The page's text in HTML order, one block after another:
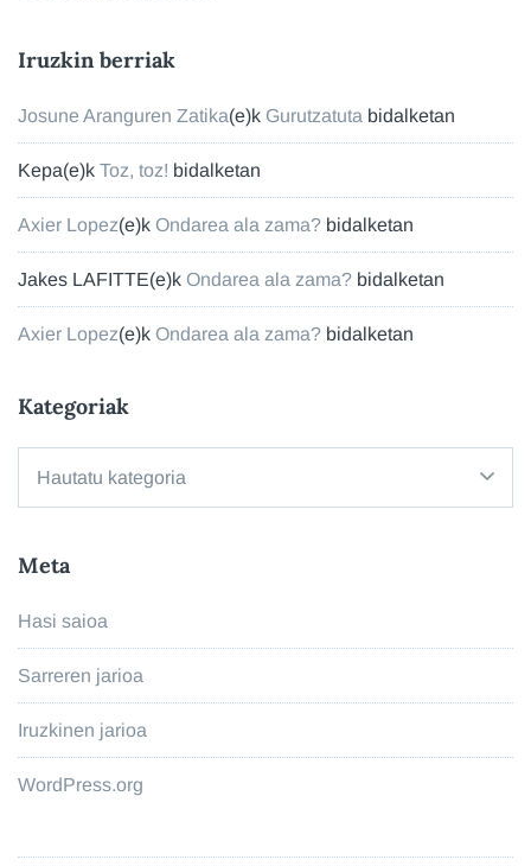
Iruzkin berriak
Josune Aranguren Zatika(e)k Gurutzatuta bidalketan
Kepa(e)k Toz, toz! bidalketan
Axier Lopez(e)k Ondarea ala zama? bidalketan
Jakes LAFITTE(e)k Ondarea ala zama? bidalketan
Axier Lopez(e)k Ondarea ala zama? bidalketan
Kategoriak
Meta
Hasi saioa
Sarreren jarioa
Iruzkinen jarioa
WordPress.org